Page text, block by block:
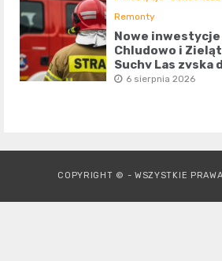
Remonty
Nowe inwestycje
Chludowo i
Suchy Las zyska
6 sierpnia 2026
COPYRIGHT © - WSZYSTKIE